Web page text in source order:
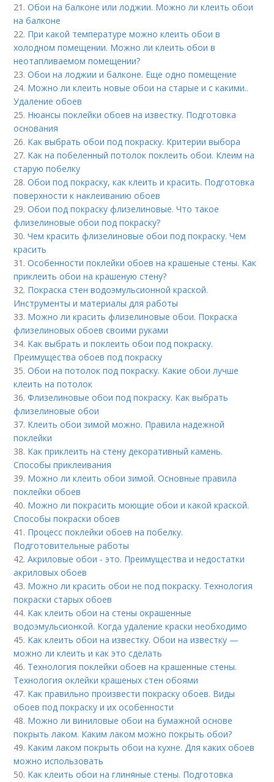
21.Обои на балконе или лоджии. Можно ли клеить обои
на балконе
22. При какой температуре можно клеить обои в
холодном помещении. Можно ли клеить обои в
неотапливаемом помещении?
23.Обои на лоджии и балконе. Еще одно помещение
24. Можно ли клеить новые обои на старые и с какими..
Удаление обоев
25. Нюансы поклейки обоев на известку. Подготовка
основания
26. Как выбрать обои под покраску. Критерии выбора
27. Как на побеленный потолок поклеить обои. Клеим на
старую побелку
28.Обои под покраску, как клеить и красить. Подготовка
поверхности к наклеиванию обоев
29.Обои под покраску флизелиновые. Что такое
флизелиновые обои под покраску?
30.Чем красить флизелиновые обои под покраску. Чем
красить
31.Особенности поклейки обоев на крашеные стены. Как
приклеить обои на крашеную стену?
32. Покраска стен водоэмульсионной краской.
Инструменты и материалы для работы
33. Можно ли красить флизелиновые обои. Покраска
флизелиновых обоев своими руками
34. Как выбрать и поклеить обои под покраску.
Преимущества обоев под покраску
35.Обои на потолок под покраску. Какие обои лучше
клеить на потолок
36.Флизелиновые обои под покраску. Как выбрать
флизелиновые обои
37. Клеить обои зимой можно. Правила надежной
поклейки
38. Как приклеить на стену декоративный камень.
Способы приклеивания
39. Можно ли клеить обои зимой. Основные правила
поклейки обоев
40. Можно ли покрасить моющие обои и какой краской.
Способы покраски обоев
41. Процесс поклейки обоев на побелку.
Подготовительные работы
42.Акриловые обои - это. Преимущества и недостатки
акриловых обоев
43. Можно ли красить обои не под покраску. Технология
покраски старых обоев
44. Как клеить обои на стены окрашенные
водоэмульсионкой. Когда удаление краски необходимо
45. Как клеить обои на известку. Обои на известку —
можно ли клеить и как это сделать
46. Технология поклейки обоев на крашенные стены.
Технология оклейки крашеных стен обоями
47. Как правильно произвести покраску обоев. Виды
обоев под покраску и их особенности
48. Можно ли виниловые обои на бумажной основе
покрыть лаком. Каким лаком можно покрыть обои?
49. Каким лаком покрыть обои на кухне. Для каких обоев
можно использовать
50. Как клеить обои на глиняные стены. Подготовка